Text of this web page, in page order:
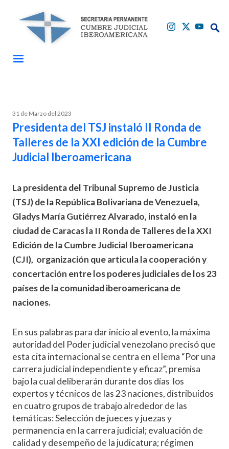
31 de Marzo del 2023
Presidenta del TSJ instaló II Ronda de
Talleres de la XXI edición de la Cumbre
Judicial Iberoamericana
La presidenta del Tribunal Supremo de Justicia
(TSJ) de la República Bolivariana de Venezuela,
Gladys María Gutiérrez Alvarado, instaló en la
ciudad de Caracas la II Ronda de Talleres de la XXI
Edición de la Cumbre Judicial Iberoamericana
(CJI), organización que articula la cooperación y
concertación entre los poderes judiciales de los 23
países de la comunidad iberoamericana de
naciones.
En sus palabras para dar inicio al evento, la máxima
autoridad del Poder judicial venezolano precisó que
esta cita internacional se centra en el lema “Por una
carrera judicial independiente y eficaz”, premisa
bajo la cual deliberarán durante dos días los
expertos y técnicos de las 23 naciones, distribuidos
en cuatro grupos de trabajo alrededor de las
temáticas: Selección de jueces y juezas y
permanencia en la carrera judicial; evaluación de
calidad y desempeño de la judicatura; régimen